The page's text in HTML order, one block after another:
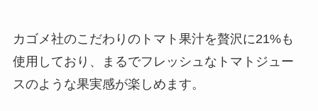
カゴメ社のこだわりのトマト果汁を贅沢に21%も
使用しており、まるでフレッシュなトマトジュー
スのような果実感が楽しめます。